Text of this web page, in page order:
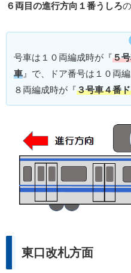
６両目の進行方向１番うしろ
号車は１０両編成時が『５
車 』で、ドア番号は１０両
８両編成時が『３号車４番
東口改札方面